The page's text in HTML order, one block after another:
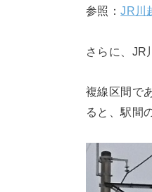
参照：JR川
さらに、JR
複線区間で
ると、駅間